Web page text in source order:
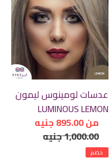
ليمون
LUMINOUS
LEMON
عدسات لومينوس ليمون
LUMINOUS LEMON
سعر
مخفض
من 895.00 جنيه
سعر
عادي
1,000.00 جنيه
خصم